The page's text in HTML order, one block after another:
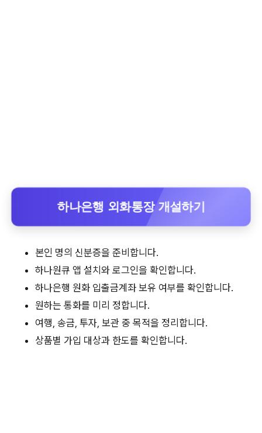
하나은행 외화통장 개설하기
본인 명의 신분증을 준비합니다.
하나원큐 앱 설치와 로그인을 확인합니다.
하나은행 원화 입출금계좌 보유 여부를 확인합니다.
원하는 통화를 미리 정합니다.
여행, 송금, 투자, 보관 중 목적을 정리합니다.
상품별 가입 대상과 한도를 확인합니다.